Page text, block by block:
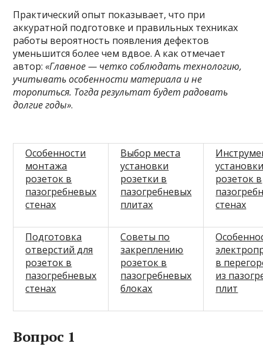
Практический опыт показывает, что при
аккуратной подготовке и правильных техниках
работы вероятность появления дефектов
уменьшится более чем вдвое. А как отмечает
автор:«Главное — четко соблюдать технологию,
учитывать особенности материала и не
торопиться. Тогда результат будет радовать
долгие годы».
Особенности
монтажа
розеток в
пазогребневых
стенах
Выбор места
установки
розетки в
пазогребневых
плитах
розеток в
стенах
Подготовка
отверстий для
розеток в
пазогребневых
стенах
Советы по
закреплению
розеток в
пазогребневых
блоках
в
из
плит
Вопрос 1